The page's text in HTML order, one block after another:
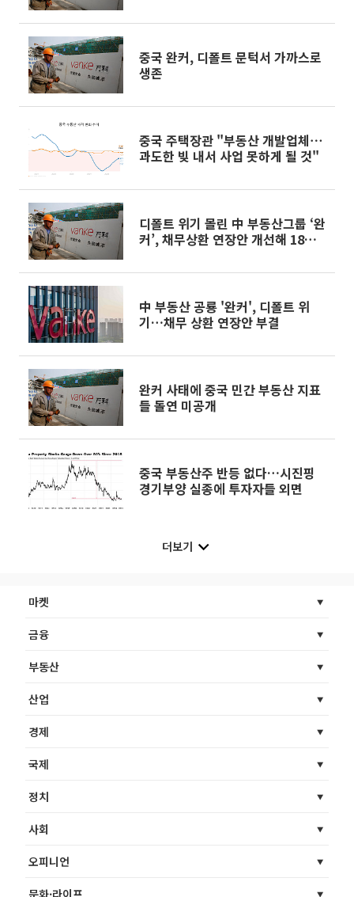
중국 완커, 디폴트 문턱서 가까스로
생존
중국 주택장관 "부동산 개발업체⋯
과도한 빚 내서 사업 못하게 될 것"
디폴트 위기 몰린 中 부동산그룹 ‘완
커’, 채무상환 연장안 개선해 18일
中 부동산 공룡 '완커', 디폴트 위
기…채무 상환 연장안 부결
완커 사태에 중국 민간 부동산 지표
들 돌연 미공개
중국 부동산주 반등 없다…시진핑
경기부양 실종에 투자자들 외면
더보기
마켓
금융
부동산
산업
경제
국제
정치
사회
오피니언
문화·라이프